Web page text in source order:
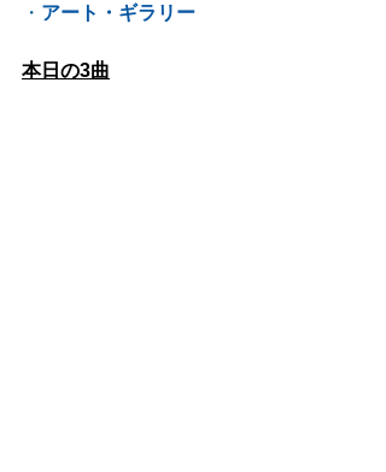
・ アート・ギラリー
本日の3曲